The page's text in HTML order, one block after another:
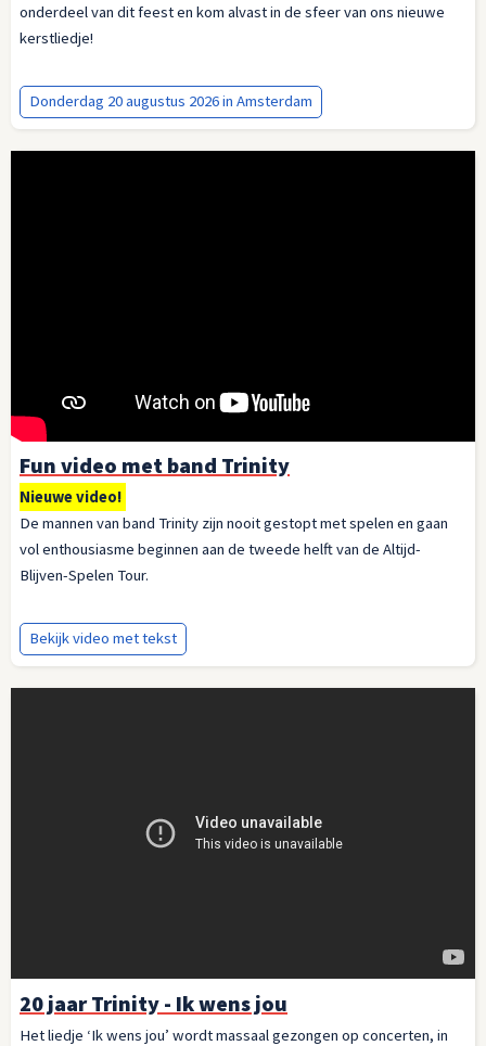
onderdeel van dit feest en kom alvast in de sfeer van ons nieuwe
kerstliedje!
Donderdag 20 augustus 2026 in Amsterdam
Fun video met band Trinity
Nieuwe video!
De mannen van band Trinity zijn nooit gestopt met spelen en gaan
vol enthousiasme beginnen aan de tweede helft van de Altijd-
Blijven-Spelen Tour.
Bekijk video met tekst
20 jaar Trinity - Ik wens jou
Het liedje ‘Ik wens jou’ wordt massaal gezongen op concerten, in